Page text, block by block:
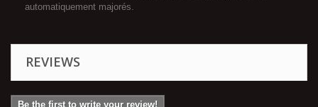
automatiquement majorés.
REVIEWS
Be the first to write your review!